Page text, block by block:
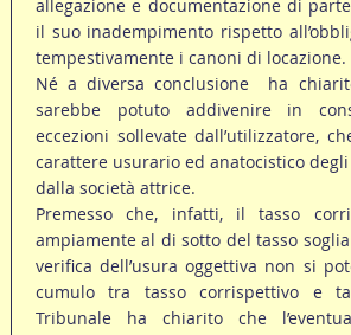
allegazione e documentazione di
il suo inadempimento rispetto
tempestivamente i canoni di locazione.
Né a diversa conclusione  ha
sarebbe potuto addivenire in
eccezioni sollevate dall’utilizzatore,
carattere usurario ed anatocistico
dalla società attrice.
Premesso che, infatti, il tasso
ampiamente al di sotto del tasso
verifica dell’usura oggettiva non si
cumulo tra tasso corrispettivo e
Tribunale ha chiarito che